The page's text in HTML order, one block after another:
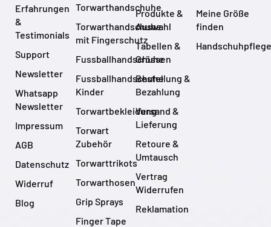
Erfahrungen
&
Testimonials
Support
Newsletter
Whatsapp
Newsletter
Impressum
AGB
Datenschutz
Widerruf
Blog
Torwarthandschuhe
Torwarthandschuhe
mit Fingerschutz
Fussballhandschuhe
Fussballhandschuhe
Kinder
Torwartbekleidung
Torwart
Zubehör
Torwarttrikots
Torwarthosen
Grip Sprays
Finger Tape
Produkte &
Auswahl
Tabellen &
Grössen
Bestellung &
Bezahlung
Versand &
Lieferung
Retoure &
Umtausch
Vertrag
Widerrufen
Reklamation
Meine Größe
finden
Handschuhpflege